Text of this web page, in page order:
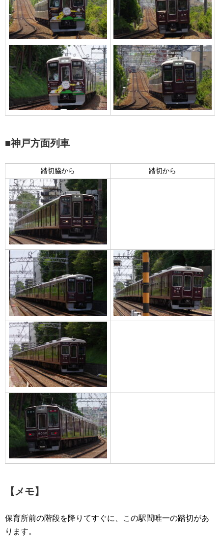
■神戸方面列車
踏切脇から 踏切から
【メモ】
保育所前の階段を降りてすぐに、この駅間唯一の踏切があ
ります。